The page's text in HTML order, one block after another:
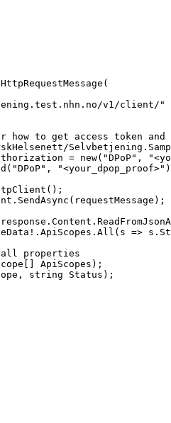
v1/client/"
to get access token and
= new("DPoP",
=>
all properties
ApiScopes);
string Status);